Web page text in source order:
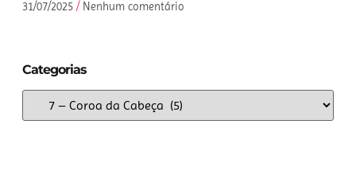
31/07/2025 Nenhum comentário
Categorias